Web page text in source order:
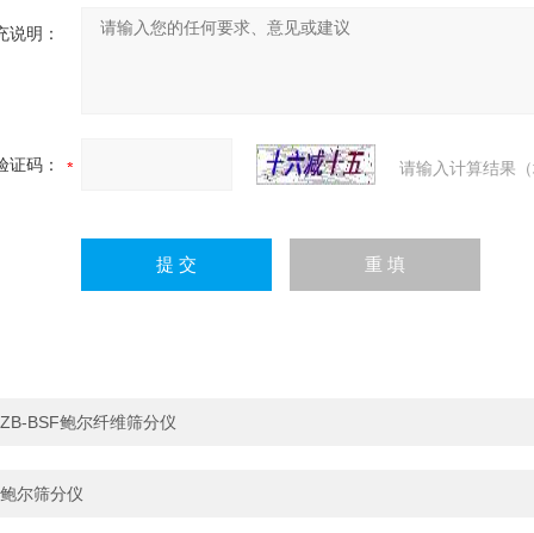
说明：
证码： 请输入计算结果
ZB-BSF鲍尔纤维筛分仪
鲍尔筛分仪